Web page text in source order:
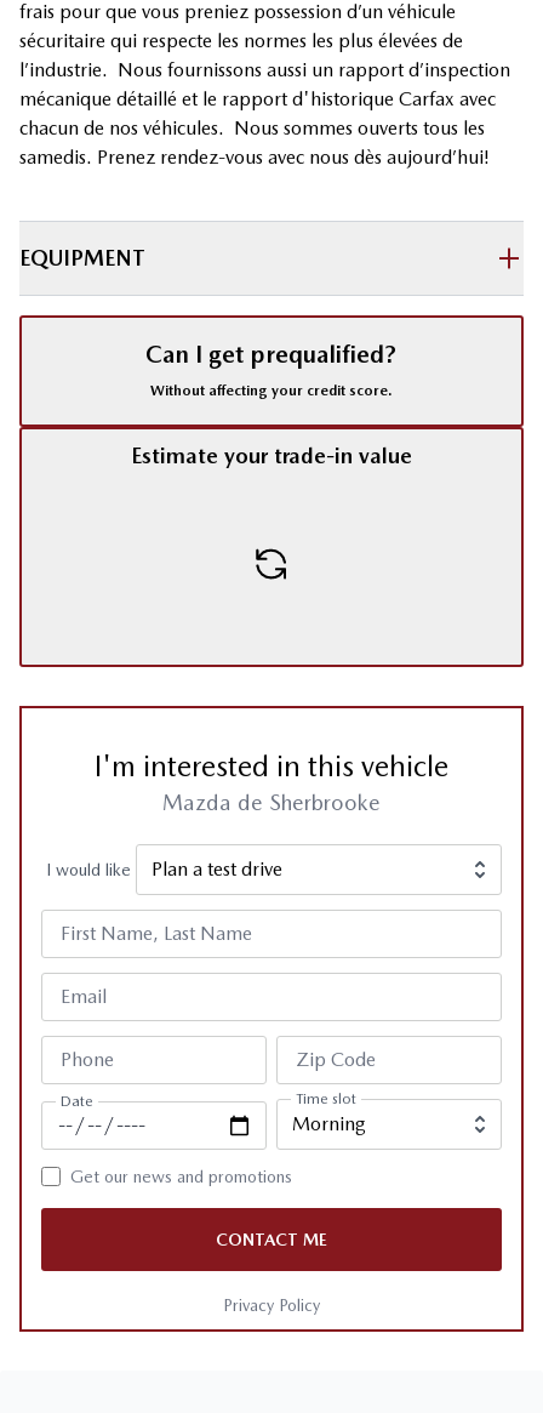
frais pour que vous preniez possession d’un véhicule
sécuritaire qui respecte les normes les plus élevées de
l’industrie. Nous fournissons aussi un rapport d’inspection
mécanique détaillé et le rapport d'historique Carfax avec
chacun de nos véhicules. Nous sommes ouverts tous les
samedis. Prenez rendez-vous avec nous dès aujourd’hui!
EQUIPMENT
I'm interested in this vehicle
Mazda de Sherbrooke
I would like
First Name, Last Name
Email
Phone Zip Code
Date Time slot
Get our news and promotions
CONTACT ME
Privacy Policy
Can I get prequalified?
Without affecting your credit score.
Estimate your trade-in value